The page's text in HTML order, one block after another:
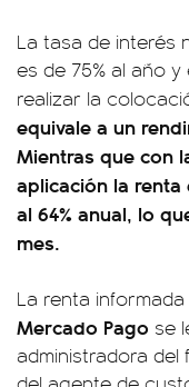
La tasa de interés
es de 75% al año
realizar la
equivale a un
Mientras que con
aplicación la
al 64% anual, lo
mes.
La renta
Mercado Pago se
administradora del